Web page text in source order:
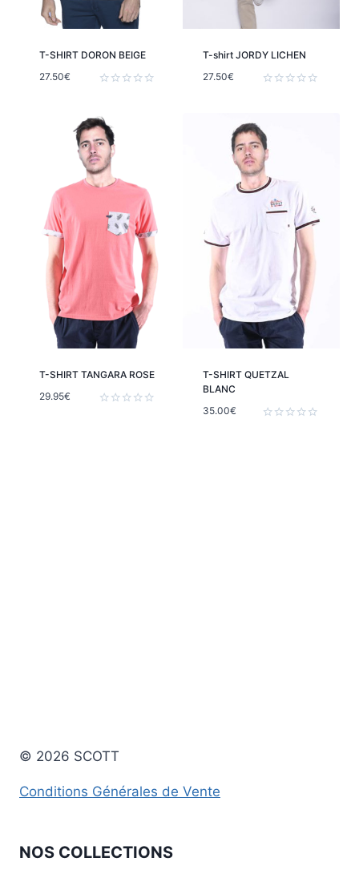
T-SHIRT DORON BEIGE
sur
5
27.50€
T-shirt JORDY LICHEN
5
27.50€
T-SHIRT TANGARA ROSE
29.95€
T-SHIRT QUETZAL
BLANC
35.00€
© 2026 SCOTT
Conditions Générales de Vente
NOS COLLECTIONS